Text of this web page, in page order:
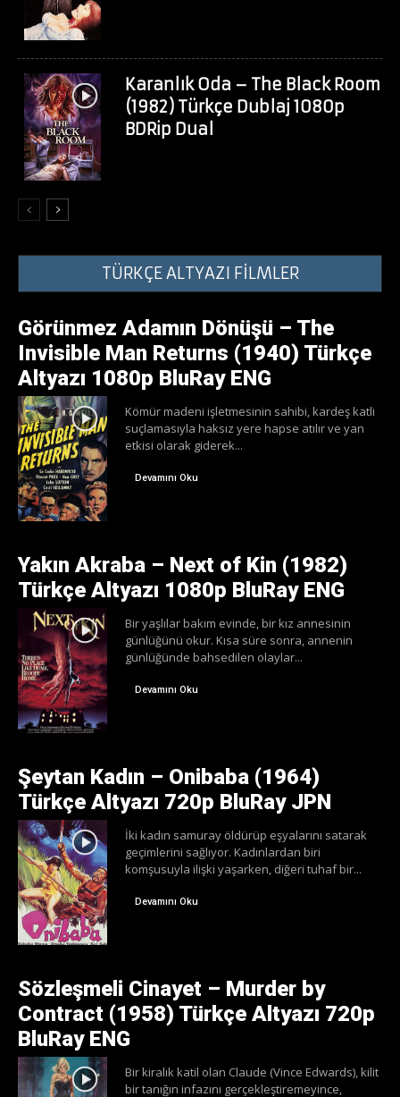
Karanlık Oda – The Black Room
(1982) Türkçe Dublaj 1080p
BDRip Dual
TÜRKÇE ALTYAZI FİLMLER
Görünmez Adamın Dönüşü – The
Invisible Man Returns (1940) Türkçe
Altyazı 1080p BluRay ENG
Kömür madeni işletmesinin sahibi, kardeş katli
suçlamasıyla haksız yere hapse atılır ve yan
etkisi olarak giderek...
Devamını Oku
Yakın Akraba – Next of Kin (1982)
Türkçe Altyazı 1080p BluRay ENG
Bir yaşlılar bakım evinde, bir kız annesinin
günlüğünü okur. Kısa süre sonra, annenin
günlüğünde bahsedilen olaylar...
Devamını Oku
Şeytan Kadın – Onibaba (1964)
Türkçe Altyazı 720p BluRay JPN
İki kadın samuray öldürüp eşyalarını satarak
geçimlerini sağlıyor. Kadınlardan biri
komşusuyla ilişki yaşarken, diğeri tuhaf bir...
Devamını Oku
Sözleşmeli Cinayet – Murder by
Contract (1958) Türkçe Altyazı 720p
BluRay ENG
Bir kiralık katil olan Claude (Vince Edwards), kilit
bir tanığın infazını gerçekleştiremeyince,